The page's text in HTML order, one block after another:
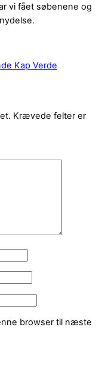
vi fået søbenene og
Kap Verde
Krævede felter er
browser til næste